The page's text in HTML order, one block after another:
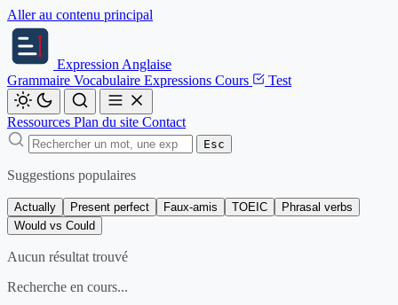
Aller au contenu principal
Expression Anglaise
Grammaire Vocabulaire Expressions Cours Test
Ressources Plan du site Contact
Esc
Suggestions populaires
Actually Present perfect Faux-amis TOEIC
Phrasal verbs
Would vs Could
Aucun résultat trouvé
Recherche en cours...